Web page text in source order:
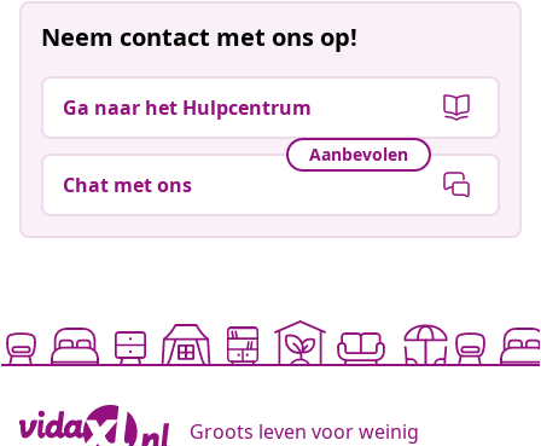
Neem contact met ons op!
Ga naar het Hulpcentrum
Aanbevolen
Chat met ons
Groots leven voor weinig